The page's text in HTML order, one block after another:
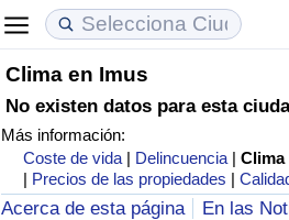
Clima en Imus
No existen datos para esta
Más información:
Coste de vida | Delincuencia |Clima
| Precios de las propiedades |
Acerca de esta página
En las
Coste de vida
Índice de Costo de Vida (Actual)
Índice de Costo de Vida
Precios de las propiedades
Índice de Precios de Inmuebles
Índice de Precios de Inmuebles
Calidad de Vida
Índice de Calidad de Vida
Índice de Calidad de Vida